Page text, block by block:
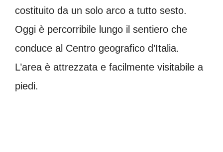
costituito da un solo arco a tutto sesto.
Oggi è percorribile lungo il sentiero che
conduce al Centro geografico d’Italia.
L’area è attrezzata e facilmente visitabile a
piedi.